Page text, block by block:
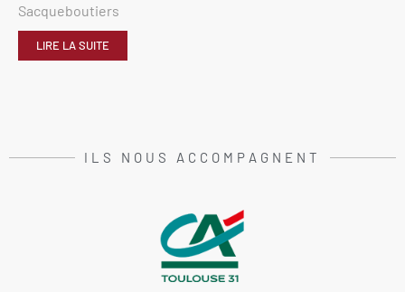
Sacqueboutiers
LIRE LA SUITE
ILS NOUS ACCOMPAGNENT